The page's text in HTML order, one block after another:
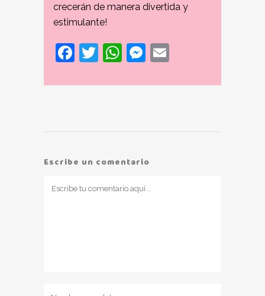
crecerán de manera divertida y
estimulante!
Facebook
Twitter
WhatsApp
Messenger
Escribe un comentario